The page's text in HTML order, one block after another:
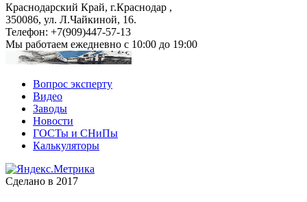
Краснодарский Край, г.Краснодар ,
350086, ул. Л.Чайкиной, 16.
Телефон: +7(909)447-57-13
Мы работаем ежедневно с 10:00 до 19:00
Вопрос эксперту
Видео
Заводы
Новости
ГОСТы и СНиПы
Калькуляторы
Сделано в 2017